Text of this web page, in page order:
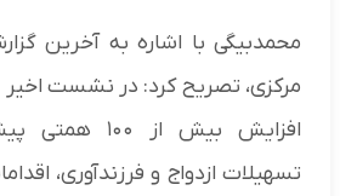
محمدبیگی با اشاره به آخرین
مرکزی، تصریح کرد: در نشست اخیر
افزایش بیش
تسهیلات ازدواج و فرزندآوری،